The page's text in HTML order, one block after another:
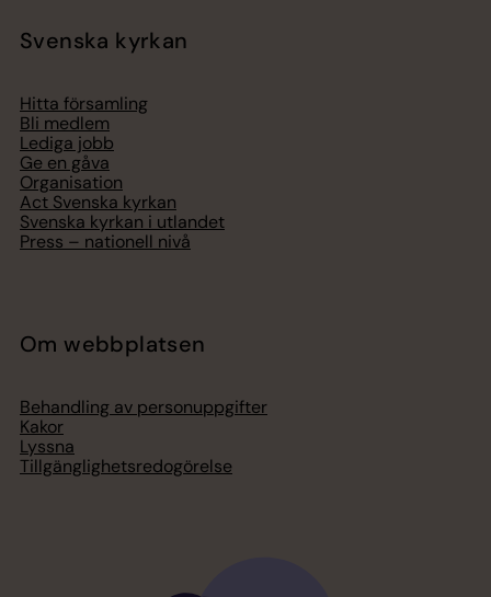
Svenska kyrkan
Hitta församling
Bli medlem
Lediga jobb
Ge en gåva
Organisation
Act Svenska kyrkan
Svenska kyrkan i utlandet
Press – nationell nivå
Om webbplatsen
Behandling av personuppgifter
Kakor
Lyssna
Tillgänglighetsredogörelse